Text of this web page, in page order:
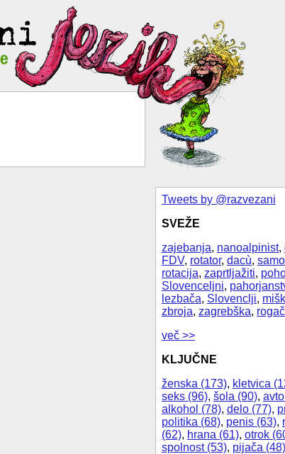
Tweets by @razvezani
SVEŽE
zajebanja, nanoalpinist,
FDV, rotator, dacù,
rotacija, zaprtljažiti,
Slovenceljni,
lezbača, Slovenclji,
zbroja, zagrebška, rogač
več >>
KLJUČNE
ženska (173), kletvica
seks (96), šola (90),
alkohol (78), delo (77),
politika (68), penis (63),
(62), hrana (61), otrok
spolnost (53), pijača (48)